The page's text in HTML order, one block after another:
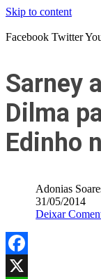
Skip to content
Facebook Twitter
Sarney
Dilma
Edinho
Adonias
31/05/2014
Deixar
Facebook